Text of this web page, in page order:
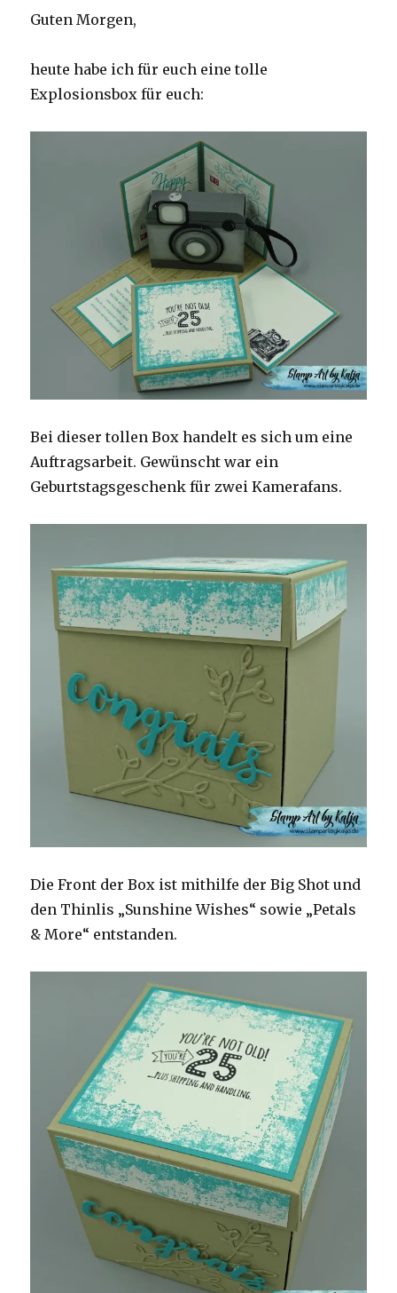
Guten Morgen,
heute habe ich für euch eine tolle
Explosionsbox für euch:
Bei dieser tollen Box handelt es sich um eine
Auftragsarbeit. Gewünscht war ein
Geburtstagsgeschenk für zwei Kamerafans.
Die Front der Box ist mithilfe der Big Shot und
den Thinlis „Sunshine Wishes“ sowie „Petals
& More“ entstanden.